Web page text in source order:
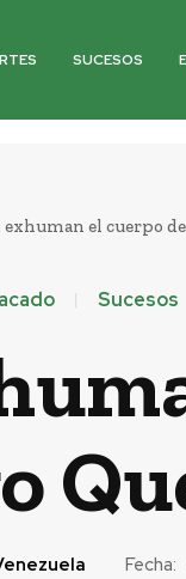
SUCESOS
el cuerpo
Sucesos
Fecha: